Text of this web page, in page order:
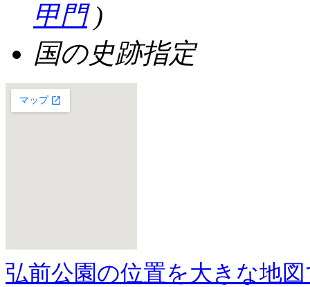
甲門)
国の史跡指定
弘前公園の位置を大きな地